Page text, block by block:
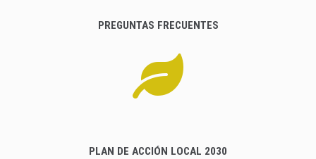
PREGUNTAS FRECUENTES
PLAN DE ACCIÓN LOCAL 2030